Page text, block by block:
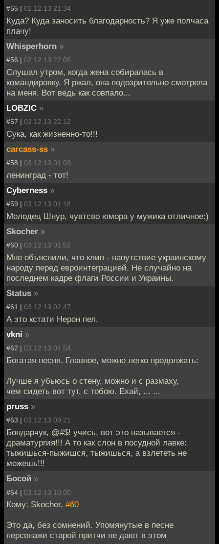
#55 | 02.12.13 21:34
Куда? Куда заносить благодарность? Я уже полчаса
плачу!
Whisperhorn »
#56 | 02.12.13 22:06
Слушал утром, когда жена собиралась в
командировку. Я ржал, она подозрительно смотрела
на меня. Вот ведь как совпало...
LOBZIC »
#57 | 02.12.13 22:12
Сука, как жизненно-то!!!
carcass-ss »
#58 | 03.12.13 01:09
ленинград - тот!
Cyberness »
#59 | 03.12.13 01:18
Молодец Шнур, чувтсво юмора у мужика отличное:)
Skocher »
#60 | 03.12.13 01:52
Мне объяснили, что клип - напутствие украинскому
народу перед евроинтеграцией. Не случайно на
последнем кадре флаги России и Украины.
Status »
#61 | 03.12.13 02:47
А это кстати Нерон пел.
vkni »
#62 | 03.12.13 04:54
Богатая песня. Главное, можно легко продолжать:
Лучше я убьюсь о стену, можно и с размаху,
чем сидеть вот тут, с тобою. Ехай, ... ...
pruss »
#63 | 03.12.13 09:21
Бондарчук, @#$! учись, вот это называется -
драматургия!!! А то как слон в посудной лавке:
тыжишься-пыжишся, тыжишься, а взлететь не
можешь!!!
Босой »
#64 | 03.12.13 10:00
Кому: Skocher, #60
Это да, без сомнений. Упомянутые в песне
персонажи старой притчи не дают в этом